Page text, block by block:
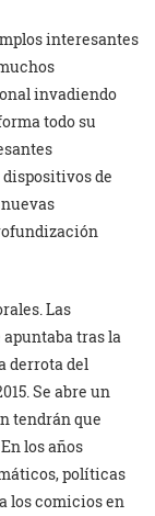
interesantes
invadiendo
todo su
de
Las
tras la
derrota del
Se abre un
tendrán que
los años
políticas
los comicios en